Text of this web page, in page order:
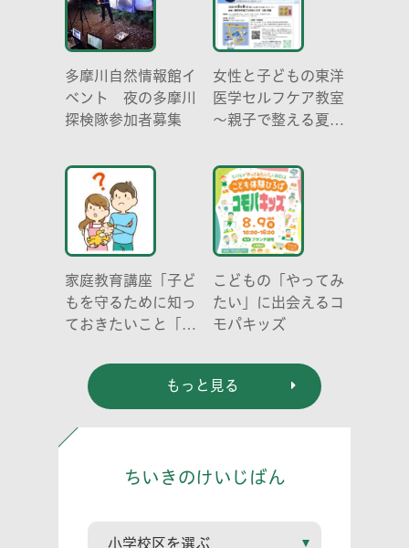
多摩川自然情報館イ
ベント 夜の多摩川
探検隊参加者募集
女性と子どもの東洋
医学セルフケア教室
～親子で整える夏休
らだ～
家庭教育講座「子ど
もを守るために知っ
ておきたいこと「プ
どう伝える? (幼児
編)」
こどもの「やってみ
たい」に出会えるコ
モパキッズ
もっと見る
ちいきのけいじばん